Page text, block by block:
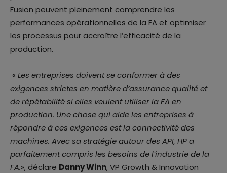
Fusion peuvent pleinement comprendre les
performances opérationnelles de la FA et optimiser
les processus pour accroître l’efficacité de la
production.
« Les entreprises doivent se conformer à des
exigences strictes en matière d’assurance qualité et
de répétabilité si elles veulent utiliser la FA en
production. Une chose qui aide les entreprises à
répondre à ces exigences est la connectivité des
machines. Avec sa stratégie autour des API, HP a
parfaitement compris les besoins de l’industrie de la
FA.», déclare Danny Winn, VP Growth & Innovation